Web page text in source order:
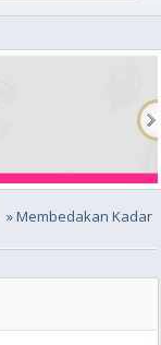
» Membedakan Kadar